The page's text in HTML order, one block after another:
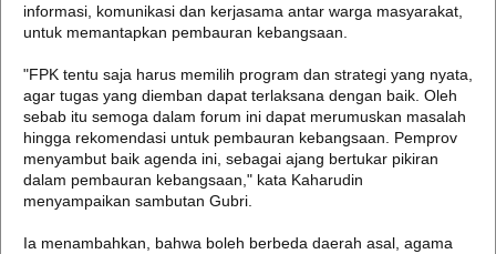
informasi, komunikasi dan kerjasama antar warga masyarakat,
untuk memantapkan pembauran kebangsaan.
"FPK tentu saja harus memilih program dan strategi yang nyata,
agar tugas yang diemban dapat terlaksana dengan baik. Oleh
sebab itu semoga dalam forum ini dapat merumuskan masalah
hingga rekomendasi untuk pembauran kebangsaan. Pemprov
menyambut baik agenda ini, sebagai ajang bertukar pikiran
dalam pembauran kebangsaan," kata Kaharudin
menyampaikan sambutan Gubri.
Ia menambahkan, bahwa boleh berbeda daerah asal, agama